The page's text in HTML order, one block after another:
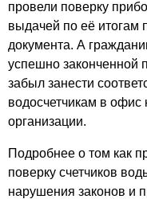
провели поверку
выдачей по её итогам
документа. А
успешно законченной
забыл занести
водосчетчикам в офис
организации.
Подробнее о том как
поверку счетчиков
нарушения законов и